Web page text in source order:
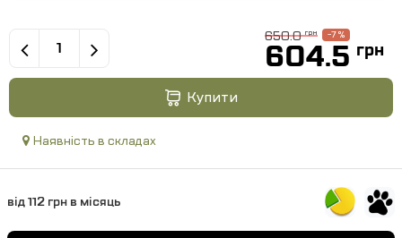
650.0грн -7 %
604.5 грн
Купити
Наявність в складах
від 112 грн в місяць